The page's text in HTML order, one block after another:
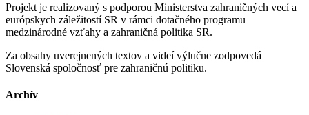
Projekt je realizovaný s podporou Ministerstva zahraničných vecí a
európskych záležitostí SR v rámci dotačného programu
medzinárodné vzťahy a zahraničná politika SR.
Za obsahy uverejnených textov a videí výlučne zodpovedá
Slovenská spoločnosť pre zahraničnú politiku.
Archív